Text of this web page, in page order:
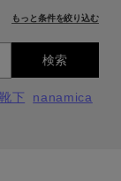
もっと条件を絞り込む
検索
靴下
nanamica